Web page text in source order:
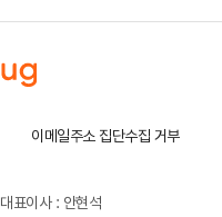
이메일주소 집단수집 거부
대표이사 : 안현석